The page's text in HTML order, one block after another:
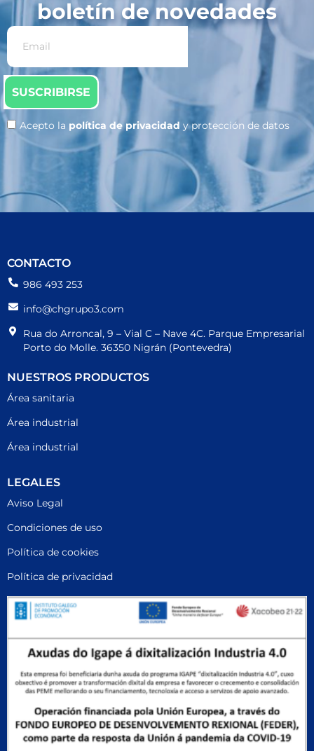
boletín de novedades
Acepto la política de privacidad y protección de datos
SUSCRIBIRSE
CONTACTO
986 493 253
info@chgrupo3.com
Rua do Arroncal, 9 – Vial C – Nave 4C. Parque Empresarial
Porto do Molle. 36350 Nigrán (Pontevedra)
NUESTROS PRODUCTOS
Área sanitaria
Área industrial
Área industrial
LEGALES
Aviso Legal
Condiciones de uso
Política de cookies
Política de privacidad